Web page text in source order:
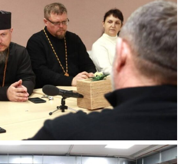
Господнього (м. Кобеляки)
Іллі (смт. Білики)
Пресвятої Богородиці (с. Вільховатка)
Андрія Первозванного (с. Засулля)
(с. Деменки)
Пресвятої Богородиці (м. Кременчук)
Пресвятої Богородиці (м. Лубни)
області